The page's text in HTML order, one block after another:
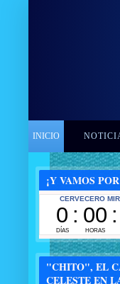
INICIO
¡Y VAMOS
"CHITO", EL
CELESTE EN